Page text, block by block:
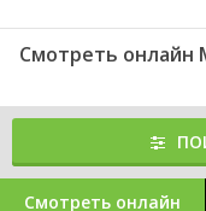
Смотреть онлайн
Смотреть онлайн